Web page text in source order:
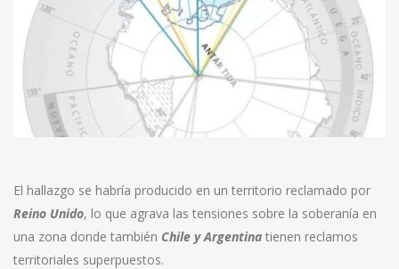
El hallazgo se habría producido en un territorio reclamado por
Reino Unido, lo que agrava las tensiones sobre la soberanía en
una zona donde también Chile y Argentina tienen reclamos
territoriales superpuestos.